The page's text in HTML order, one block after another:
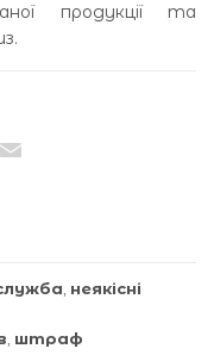
продукції та
, неякісні
, штраф